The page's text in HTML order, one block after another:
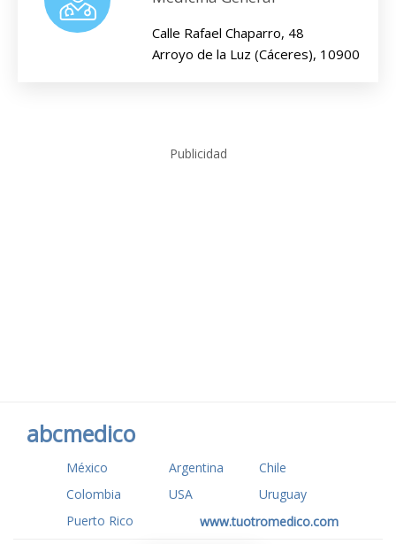
Calle Rafael Chaparro, 48
Arroyo de la Luz (Cáceres), 10900
Publicidad
abcmedico
México Argentina
Chile
Colombia
USA
Uruguay
Puerto Rico
www.tuotromedico.com